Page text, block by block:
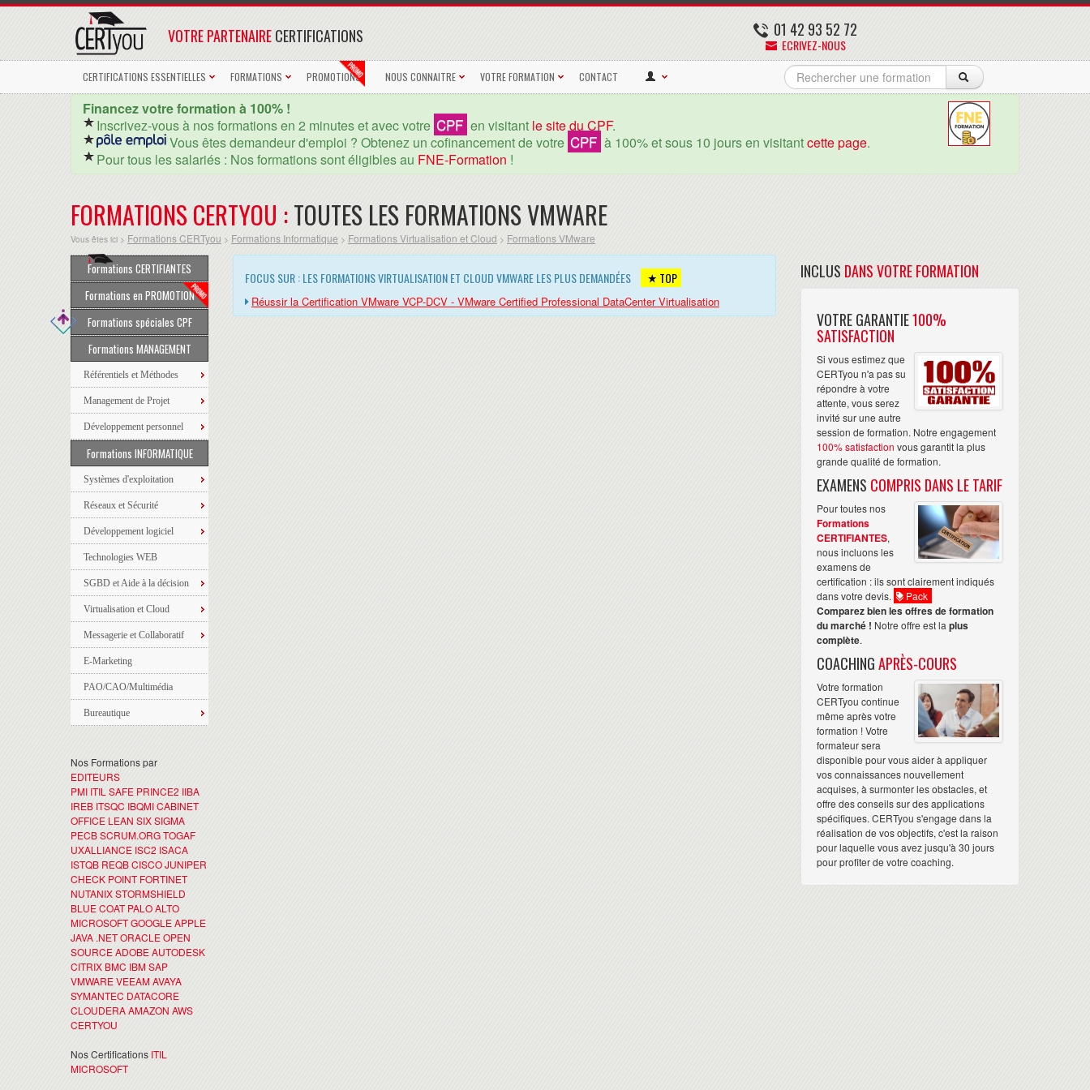
01 42 93 52 72
ECRIVEZ-NOUS
VOTRE PARTENAIRECERTIFICATIONS
CERTIFICATIONS ESSENTIELLES FORMATIONS PROMOTIONS NOUS CONNAITRE VOTRE FORMATION CONTACT
Financez votre formation à 100% !
Inscrivez-vous à nos formations en 2 minutes et avec votre CPF en visitant le site du CPF.
Vous êtes demandeur d'emploi ? Obtenez un cofinancement de votre CPF à 100% et sous 10 jours en visitantcette page.
Pour tous les salariés : Nos formations sont éligibles au FNE-Formation !
FORMATIONS CERTYOU :TOUTES LES FORMATIONS VMWARE
Vous êtes ici > Formations CERTyou > Formations Informatique > Formations Virtualisation et Cloud > Formations VMware
Formations CERTIFIANTES
Formations en PROMOTION
Formations spéciales CPF
Formations MANAGEMENT
Référentiels et Méthodes
Management de Projet
Développement personnel
Formations INFORMATIQUE
Systèmes d'exploitation
Réseaux et Sécurité
Développement logiciel
Technologies WEB
SGBD et Aide à la décision
Virtualisation et Cloud
Messagerie et Collaboratif
E-Marketing
PAO/CAO/Multimédia
Bureautique
Nos Formations par
EDITEURS
PMI ITIL SAFE PRINCE2 IIBA
IREB ITSQC IBQMICABINET
OFFICE LEAN SIX SIGMA
PECBSCRUM.ORGTOGAF
UXALLIANCE ISC2 ISACA
ISTQB REQBCISCOJUNIPER
CHECK POINT FORTINET
NUTANIXSTORMSHIELD
BLUE COAT PALO ALTO
MICROSOFTGOOGLEAPPLE
JAVA .NETORACLEOPEN
SOURCEADOBEAUTODESK
CITRIX BMC IBMSAP
VMWAREVEEAMAVAYA
SYMANTEC DATACORE
CLOUDERAAMAZON AWS
CERTYOU
Nos Certifications ITIL
MICROSOFT
FOCUS SUR : LES FORMATIONS VIRTUALISATION ET CLOUD VMWARE LES PLUS DEMANDÉES TOP
Réussir la Certification VMware VCP-DCV - VMware Certified Professional DataCenter Virtualisation
INCLUS DANS VOTRE FORMATION
VOTRE GARANTIE100%
SATISFACTION
Si vous estimez que
CERTyou n'a pas su
répondre à votre
attente, vous serez
invité sur une autre
session de formation. Notre engagement
100% satisfaction vous garantit la plus
grande qualité de formation.
EXAMENS COMPRIS DANS LE TARIF
Pour toutes nos
Formations
CERTIFIANTES,
nous incluons les
examens de
certification : ils sont clairement indiqués
dans votre devis.
Pack
Comparez bien les offres de formation
du marché ! Notre offre est la plus
complète.
COACHINGAPRÈS-COURS
Votre formation
CERTyou continue
même après votre
formation ! Votre
formateur sera
disponible pour vous aider à appliquer
vos connaissances nouvellement
acquises, à surmonter les obstacles, et
offre des conseils sur des applications
spécifiques. CERTyou s'engage dans la
réalisation de vos objectifs, c'est la raison
pour laquelle vous avez jusqu'à 30 jours
pour profiter de votre coaching.